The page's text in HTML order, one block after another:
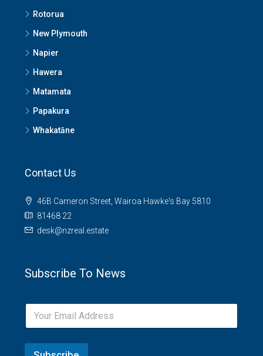
Rotorua
New Plymouth
Napier
Hawera
Matamata
Papakura
Whakatāne
Contact Us
46B Cameron Street, Wairoa Hawke's Bay 5810
81468 22
desk@nzreal.estate
Subscribe To News